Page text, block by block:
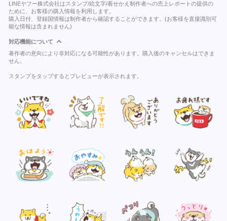
LINEヤフー株式会社はスタンプ/絵文字/着せかえ制作者への売上レポートの提供の
ために、お客様の購入情報を利用します。
購入日付、登録国情報は制作者から確認することができます。(お客様を直接識別可
能な情報は含まれません)
対応機能について
著作者の意向により非対応になる可能性があります。購入後のキャンセルはできま
せん。
スタンプをタップするとプレビューが表示されます。